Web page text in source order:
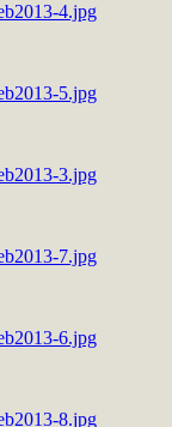
4.jpg
5.jpg
3.jpg
7.jpg
6.jpg
8.jpg